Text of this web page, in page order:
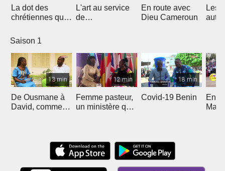
La dot des
chrétiennes qui
L'art au service
de
En route avec
Dieu Cameroun
Les
Saison 1
13 min
De Ousmane à
David, comment
12 min
Femme pasteur,
un ministère qui
18 min
Covid-19 Benin
En
Mali